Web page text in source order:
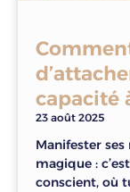
capacité
23 août 2025
Manifester ses
magique :
conscient, où